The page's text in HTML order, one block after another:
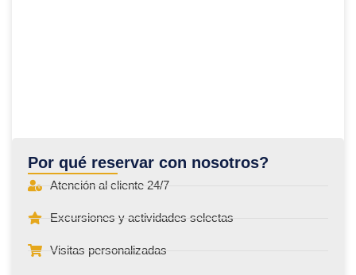
Por qué reservar con nosotros?
Atención al cliente 24/7
Excursiones y actividades selectas
Visitas personalizadas